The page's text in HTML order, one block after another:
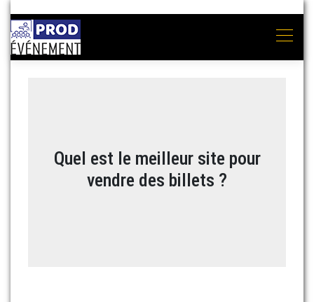
Quel est le meilleur site pour
vendre des billets ?